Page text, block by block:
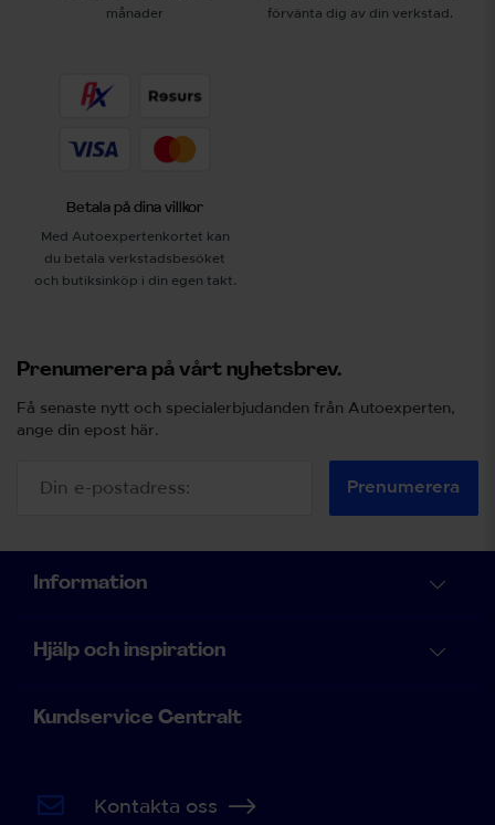
månader
förvänta dig av din verkstad.
Betala på dina villkor
Med Autoexpertenkortet kan
du betala verkstadsbesöket
och butiksinköp i din egen takt.
Prenumerera på vårt nyhetsbrev.
Få senaste nytt och specialerbjudanden från Autoexperten,
ange din epost här.
Prenumerera
Information
Hjälp och inspiration
Kundservice Centralt
Kontakta oss